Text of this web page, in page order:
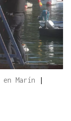
en Marín
|